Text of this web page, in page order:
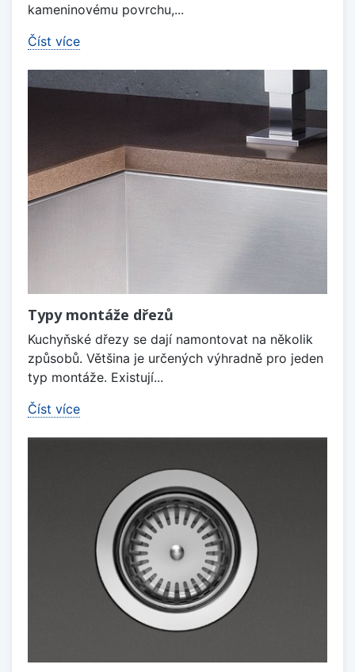
kameninovému povrchu,...
Číst více
Typy montáže dřezů
Kuchyňské dřezy se dají namontovat na několik
způsobů. Většina je určených výhradně pro jeden
typ montáže. Existují...
Číst více